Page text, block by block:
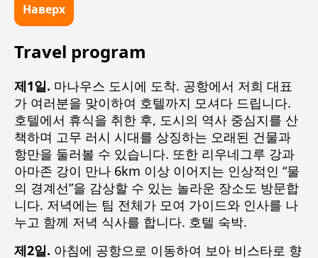
Наверх
Travel program
제1일. 마나우스 도시에 도착. 공항에서 저희 대표
가 여러분을 맞이하여 호텔까지 모셔다 드립니다.
호텔에서 휴식을 취한 후, 도시의 역사 중심지를 산
책하며 고무 러시 시대를 상징하는 오래된 건물과
항만을 둘러볼 수 있습니다. 또한 리우네그루 강과
아마존 강이 만나 6km 이상 이어지는 인상적인 “물
의 경계선”을 감상할 수 있는 놀라운 장소도 방문합
니다. 저녁에는 팀 전체가 모여 가이드와 인사를 나
누고 함께 저녁 식사를 합니다. 호텔 숙박.
제2일. 아침에 공항으로 이동하여 보아 비스타로 향